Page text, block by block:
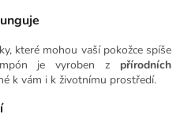
které mohou vaší pokožce spíše
je vyroben z přírodních
k vám i k životnímu prostředí.